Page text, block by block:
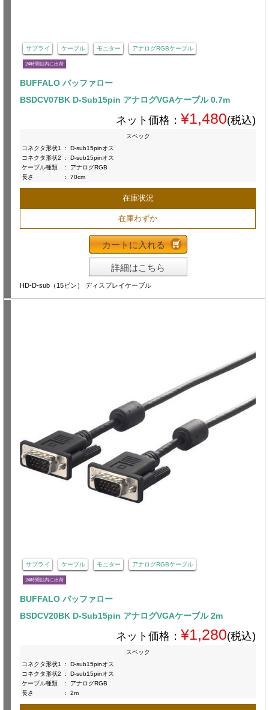
サプライ ケーブル モニター アナログRGBケーブル
24時間以内に出荷
BUFFALO バッファロー
BSDCV07BK D-Sub15pin アナログVGAケーブル 0.7m
ネット価格： ¥1,480(税込)
スペック
コネクタ形状1
:
D-sub15pinオス
コネクタ形状2
:
D-sub15pinオス
ケーブル種類
:
アナログRGB
長さ
: 70cm
在庫状況
在庫わずか
カートに入れる
詳細はこちら
HD-D-sub（15ピン） ディスプレイケーブル
サプライ ケーブル モニター アナログRGBケーブル
24時間以内に出荷
BUFFALO バッファロー
BSDCV20BK D-Sub15pin アナログVGAケーブル 2m
ネット価格： ¥1,280(税込)
スペック
コネクタ形状1
:
D-sub15pinオス
コネクタ形状2
:
D-sub15pinオス
ケーブル種類
:
アナログRGB
長さ
: 2m